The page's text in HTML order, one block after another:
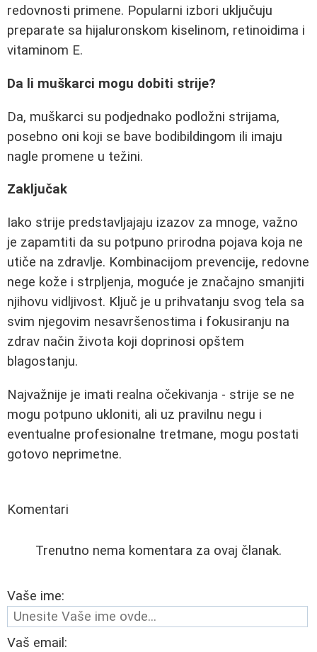
redovnosti primene. Popularni izbori uključuju
preparate sa hijaluronskom kiselinom, retinoidima i
vitaminom E.
Da li muškarci mogu dobiti strije?
Da, muškarci su podjednako podložni strijama,
posebno oni koji se bave bodibildingom ili imaju
nagle promene u težini.
Zaključak
Iako strije predstavljajaju izazov za mnoge, važno
je zapamtiti da su potpuno prirodna pojava koja ne
utiče na zdravlje. Kombinacijom prevencije, redovne
nege kože i strpljenja, moguće je značajno smanjiti
njihovu vidljivost. Ključ je u prihvatanju svog tela sa
svim njegovim nesavršenostima i fokusiranju na
zdrav način života koji doprinosi opštem
blagostanju.
Najvažnije je imati realna očekivanja - strije se ne
mogu potpuno ukloniti, ali uz pravilnu negu i
eventualne profesionalne tretmane, mogu postati
gotovo neprimetne.
Komentari
Trenutno nema komentara za ovaj članak.
Vaše ime:
Vaš email: